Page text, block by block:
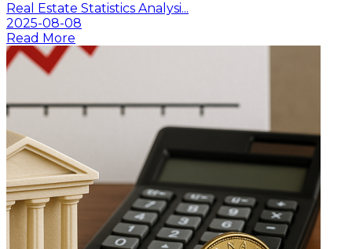
Real Estate Statistics Analysi...
2025-08-08
Read More